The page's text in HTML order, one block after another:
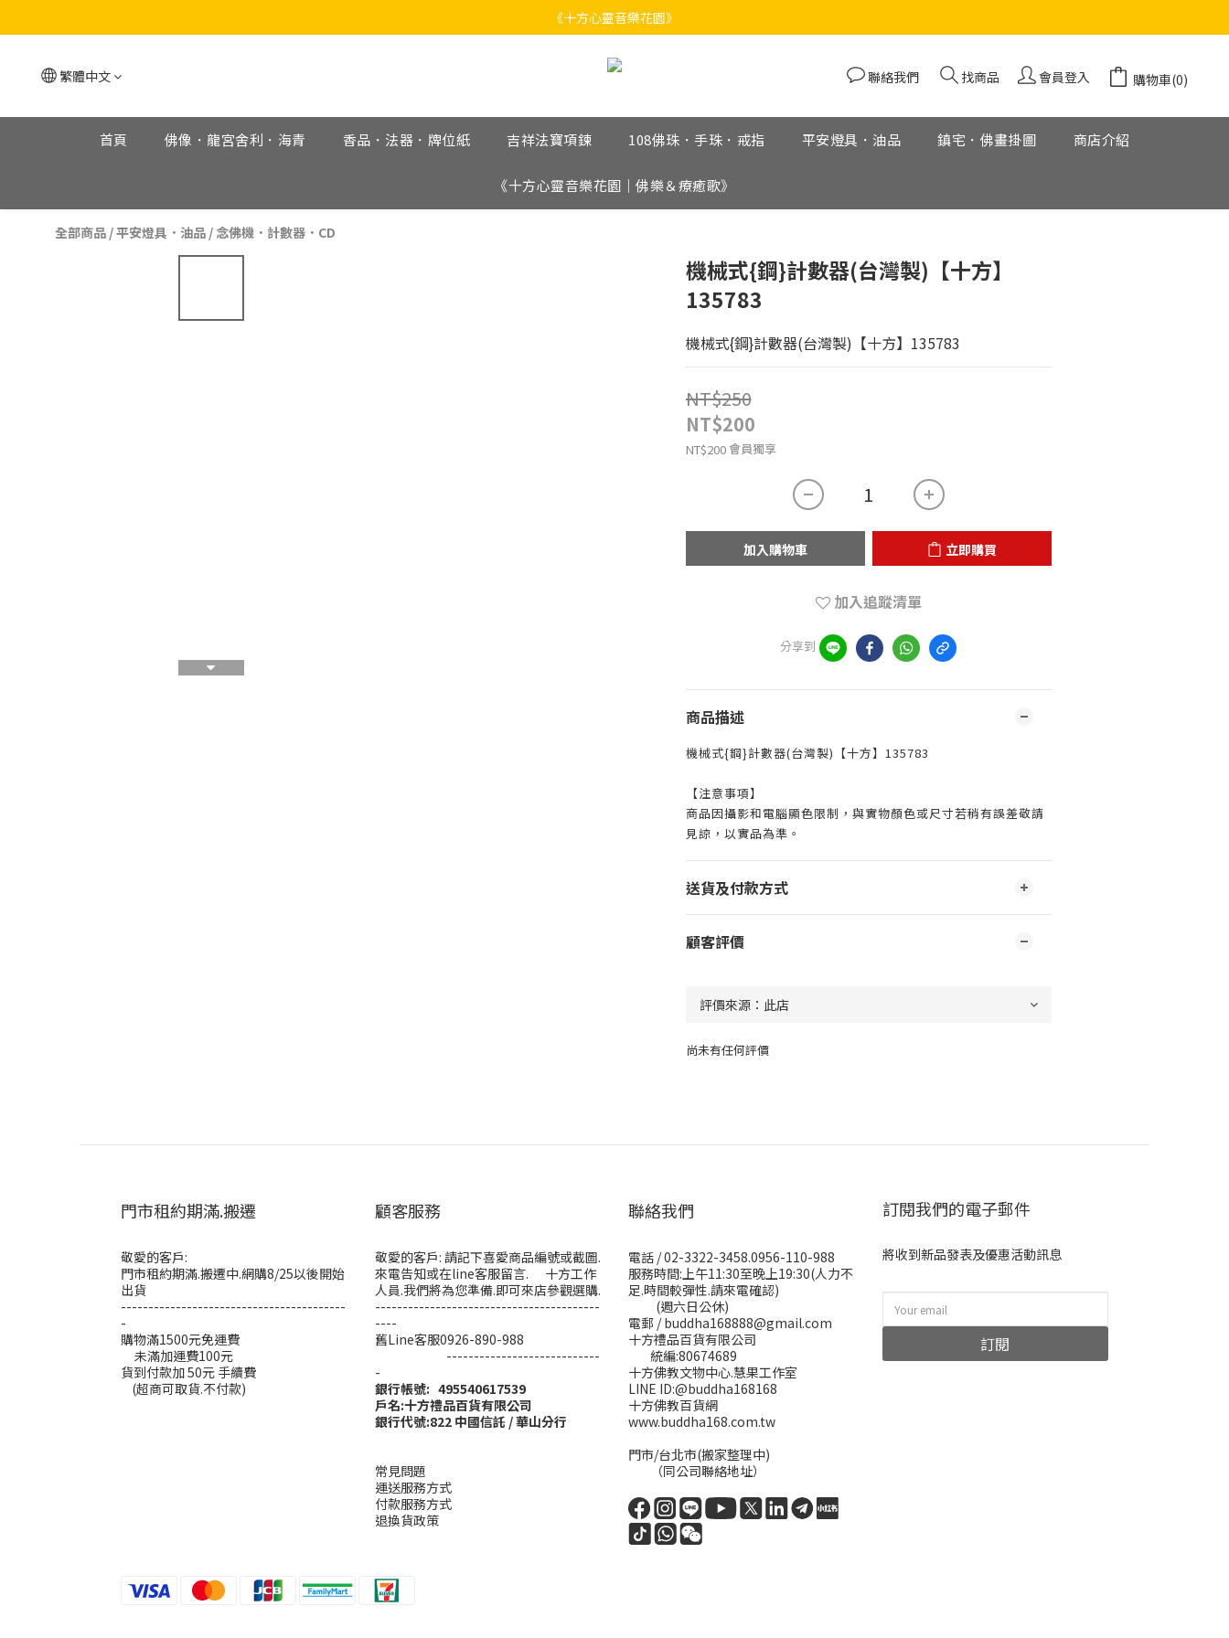
《十方心靈音樂花園》
《十方心靈音樂花園》
繁體中文 聯絡我們 找商品 會員登入 購物車(0)
首頁 佛像．龍宮舍利．海青 香品．法器．牌位紙 吉祥法寶項鍊 108佛珠．手珠．戒指 平安燈具．油品 鎮宅．佛畫掛圖 商店介紹
《十方心靈音樂花園｜佛樂＆療癒歌》
全部商品 /平安燈具．油品 / 念佛機．計數器．CD
機械式{鋼}計數器(台灣製)【十方】
135783
機械式{鋼}計數器(台灣製)【十方】135783
NT$250
NT$200
NT$200會員獨享
加入購物車 立即購買
加入追蹤清單
分享到
商品描述
機械式{鋼}計數器(台灣製)【十方】135783
【注意事項】
商品因攝影和電腦顯色限制，與實物顏色或尺寸若稍有誤差敬請
見諒，以實品為準。
送貨及付款方式
顧客評價
尚未有任何評價
門市租約期滿.搬遷
敬愛的客戶:
門市租約期滿.搬遷中.網購8/25以後開始
出貨
-----------------------------------------
-
購物滿1500元免運費
未滿加運費100元
貨到付款加 50元 手續費
(超商可取貨.不付款)
顧客服務
敬愛的客戶: 請記下喜愛商品編號或截圖.
來電告知或在line客服留言. 十方工作
人員.我們將為您準備.即可來店參觀選購.
-----------------------------------------
----
舊Line客服0926-890-988
----------------------------
-
銀行帳號: 495540617539
戶名:十方禮品百貨有限公司
銀行代號:822 中國信託 / 華山分行
常見問題
運送服務方式
付款服務方式
退換貨政策
聯絡我們
電話 / 02-3322-3458.0956-110-988
服務時間:上午11:30至晚上19:30(人力不
足.時間較彈性.請來電確認)
(週六日公休)
電郵 / buddha168888@gmail.com
十方禮品百貨有限公司
統編:80674689
十方佛教文物中心.慧果工作室
LINE ID:@buddha168168
十方佛教百貨網
www.buddha168.com.tw
門市/台北市(搬家整理中)
（同公司聯絡地址）
訂閱我們的電子郵件
將收到新品發表及優惠活動訊息
訂閱